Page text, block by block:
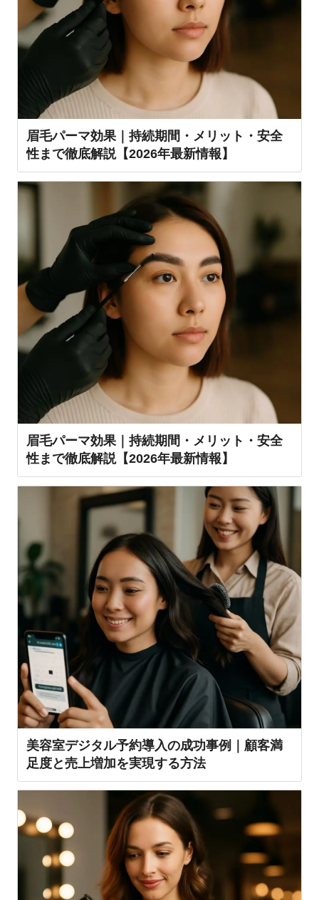
眉毛パーマ効果｜持続期間・メリット・安全
性まで徹底解説【2026年最新情報】
眉毛パーマ効果｜持続期間・メリット・安全
性まで徹底解説【2026年最新情報】
美容室デジタル予約導入の成功事例｜顧客満
足度と売上増加を実現する方法